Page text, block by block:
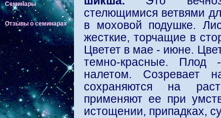
Семинары
Отзывы о семинарах
стелющимися ветвями
в моховой подушке.
жесткие, торчащие в
Цветет в мае - июне.
темно-красные.
налетом. Созревает
сохраняются на
применяют ее при
истощении, припадках,